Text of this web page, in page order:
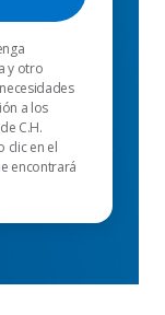
y otro
a los
C.H.
clic en el
encontrará